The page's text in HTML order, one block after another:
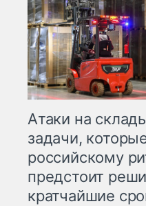
Атаки на
задачи,
российскому
предстоит
кратчайшие